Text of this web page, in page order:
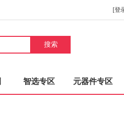
[登
搜索
智选专区 元器件专区